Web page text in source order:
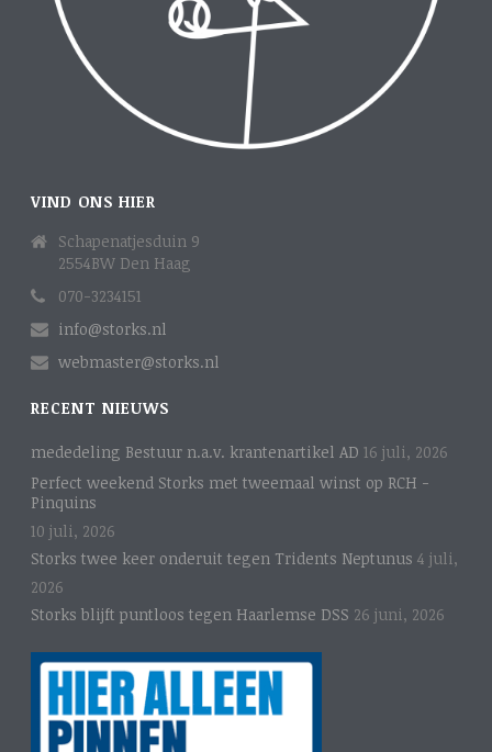
VIND ONS HIER
Schapenatjesduin 9
2554BW Den Haag
070-3234151
info@storks.nl
webmaster@storks.nl
RECENT NIEUWS
mededeling Bestuur n.a.v. krantenartikel AD 16 juli, 2026
Perfect weekend Storks met tweemaal winst op RCH -
Pinquins
10 juli, 2026
Storks twee keer onderuit tegen Tridents Neptunus 4 juli,
2026
Storks blijft puntloos tegen Haarlemse DSS 26 juni, 2026